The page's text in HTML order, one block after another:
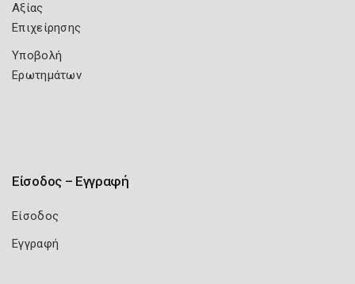
Αξίας
Επιχείρησης
Υποβολή
Ερωτημάτων
Είσοδος – Εγγραφή
Είσοδος
Εγγραφή